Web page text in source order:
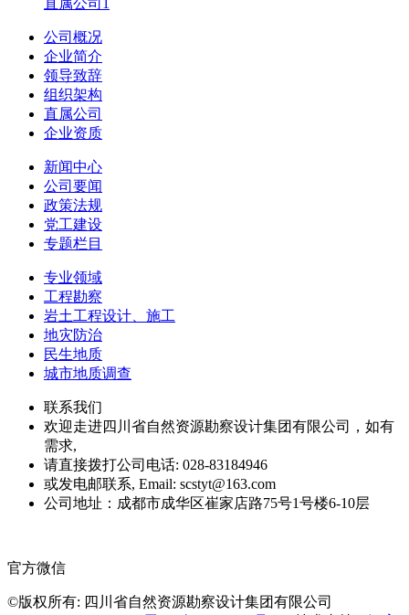
直属公司1
公司概况
企业简介
领导致辞
组织架构
直属公司
企业资质
新闻中心
公司要闻
政策法规
党工建设
专题栏目
专业领域
工程勘察
岩土工程设计、施工
地灾防治
民生地质
城市地质调查
联系我们
欢迎走进四川省自然资源勘察设计集团有限公司，如有
需求,
请直接拨打公司电话: 028-83184946
或发电邮联系, Email: scstyt@163.com
公司地址：成都市成华区崔家店路75号1号楼6-10层
官方微信
©版权所有: 四川省自然资源勘察设计集团有限公司